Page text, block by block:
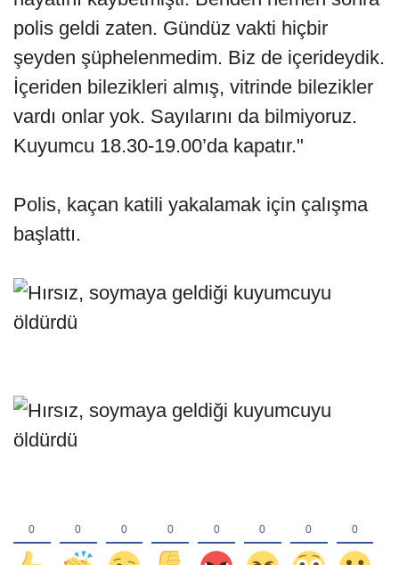
polis geldi zaten. Gündüz vakti hiçbir
şeyden şüphelenmedim. Biz de içerideydik.
İçeriden bilezikleri almış, vitrinde bilezikler
vardı onlar yok. Sayılarını da bilmiyoruz.
Kuyumcu 18.30-19.00’da kapatır."
Polis, kaçan katili yakalamak için çalışma
başlattı.